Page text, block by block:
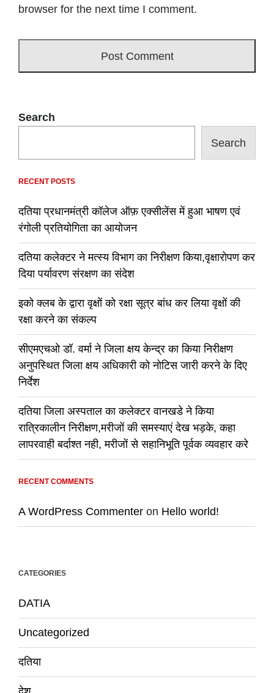
browser for the next time I comment.
Search
Search
RECENT POSTS
दतिया प्रधानमंत्री कॉलेज ऑफ़ एक्सीलेंस में हुआ भाषण एवं
रंगोली प्रतियोगिता का आयोजन
दतिया कलेक्टर ने मत्स्य विभाग का निरीक्षण किया,वृक्षारोपण कर
दिया पर्यावरण संरक्षण का संदेश
इको क्लब के द्वारा वृक्षों को रक्षा सूत्र बांध कर लिया वृक्षों की
रक्षा करने का संकल्प
सीएमएचओ डॉ. वर्मा ने जिला क्षय केन्द्र का किया निरीक्षण
अनुपस्थित जिला क्षय अधिकारी को नोटिस जारी करने के दिए
निर्देश
दतिया जिला अस्पताल का कलेक्टर वानखडे ने किया
रात्रिकालीन निरीक्षण,मरीजों की समस्याएं देख भड़के, कहा
लापरवाही बर्दाश्त नही, मरीजों से सहानिभूति पूर्वक व्यवहार करे
RECENT COMMENTS
A WordPress Commenter on Hello world!
CATEGORIES
DATIA
Uncategorized
दतिया